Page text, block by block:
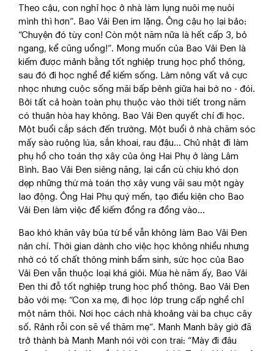
Theo cậu, con nghỉ học ở nhà làm lụng nuôi mẹ nuôi
mình thì hơn”. Bao Vải Đen im lặng. Ông cậu họ lại bảo:
“Chuyện đó tùy con! Còn một năm nữa là hết cấp 3, bỏ
ngang, kể cũng uổng!”. Mong muốn của Bao Vải Đen là
kiếm được mảnh bằng tốt nghiệp trung học phổ thông,
sau đó đi học nghề để kiếm sống. Làm nông vất vả cực
nhọc nhưng cuộc sống mãi bấp bênh giữa hai bờ no - đói.
Bởi tất cả hoàn toàn phụ thuộc vào thời tiết trong năm
có thuận hòa hay không. Bao Vải Đen quyết chí đi học.
Một buổi cắp sách đến trường. Một buổi ở nhà chăm sóc
mấy sào ruộng lúa, sắn khoai, rau đậu… Chủ nhật đi làm
phụ hồ cho toán thợ xây của ông Hai Phụ ở làng Lâm
Bình. Bao Vải Đen siêng năng, lại cần cù chịu khó dọn
dẹp những thứ mà toán thợ xây vung vãi sau một ngày
lao động. Ông Hai Phụ quý mến, tạo điều kiện cho Bao
Vải Đen làm việc để kiếm đồng ra đồng vào…
Bao khó khăn vây bủa tứ bề vẫn không làm Bao Vải Đen
nản chí. Thời gian dành cho việc học không nhiều nhưng
nhờ có tố chất thông minh bẩm sinh, sức học của Bao
Vải Đen vẫn thuộc loại khá giỏi. Mùa hè năm ấy, Bao Vải
Đen thi đỗ tốt nghiệp trung học phổ thông. Bao Vải Đen
bảo với mẹ: “Con xa mẹ, đi học lớp trung cấp nghề chỉ
một năm thôi. Nơi học cách nhà khoảng vài ba chục cây
số. Rảnh rỗi con sẽ về thăm mẹ”. Manh Manh bây giờ đã
trở thành bà Manh Manh nói với con trai: “Mày đi đâu